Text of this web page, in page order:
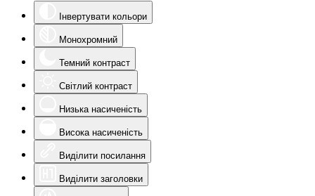
Інвертувати кольори
Монохромний
Темний контраст
Світлий контраст
Низька насиченість
Висока насиченість
Виділити посилання
Виділити заголовки